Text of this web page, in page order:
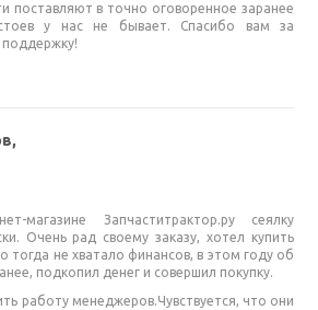
поставляют в точно оговоренное заранее
у нас не бывает. Спасибо вам за
магазине Запчаститрактор.ру сеялку
Очень рад своему заказу, хотел купить
тогда не хватало финансов, в этом году об
подкопил денег и совершил покупку.
работу менеджеров.Чувствуется, что они